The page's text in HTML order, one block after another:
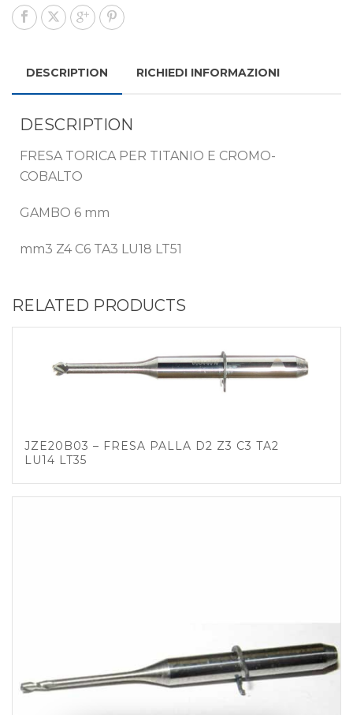
DESCRIPTION RICHIEDI INFORMAZIONI
DESCRIPTION
FRESA TORICA PER TITANIO E CROMO-
COBALTO
GAMBO 6 mm
mm3 Z4 C6 TA3 LU18 LT51
RELATED PRODUCTS
JZE20B03 – FRESA PALLA D2 Z3 C3 TA2
LU14 LT35